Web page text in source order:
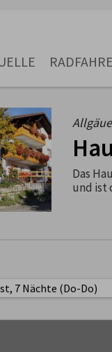
Das
und ist
7 Nächte (Do-Do)